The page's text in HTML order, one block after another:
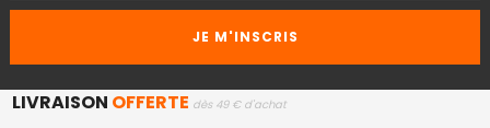
LIVRAISON OFFERTE dès 49 € d'achat